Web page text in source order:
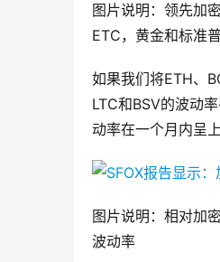
图片说明：领先加
ETC，黄金和标准
如果我们将ETH、
LTC和BSV的波动
动率在一个月内呈上
图片说明：相对加
波动率